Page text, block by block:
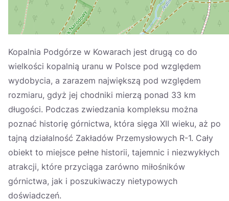
Kopalnia Podgórze w Kowarach jest drugą co do
wielkości kopalnią uranu w Polsce pod względem
wydobycia, a zarazem największą pod względem
rozmiaru, gdyż jej chodniki mierzą ponad 33 km
długości. Podczas zwiedzania kompleksu można
poznać historię górnictwa, która sięga XII wieku, aż po
tajną działalność Zakładów Przemysłowych R-1. Cały
obiekt to miejsce pełne historii, tajemnic i niezwykłych
atrakcji, które przyciąga zarówno miłośników
górnictwa, jak i poszukiwaczy nietypowych
doświadczeń.